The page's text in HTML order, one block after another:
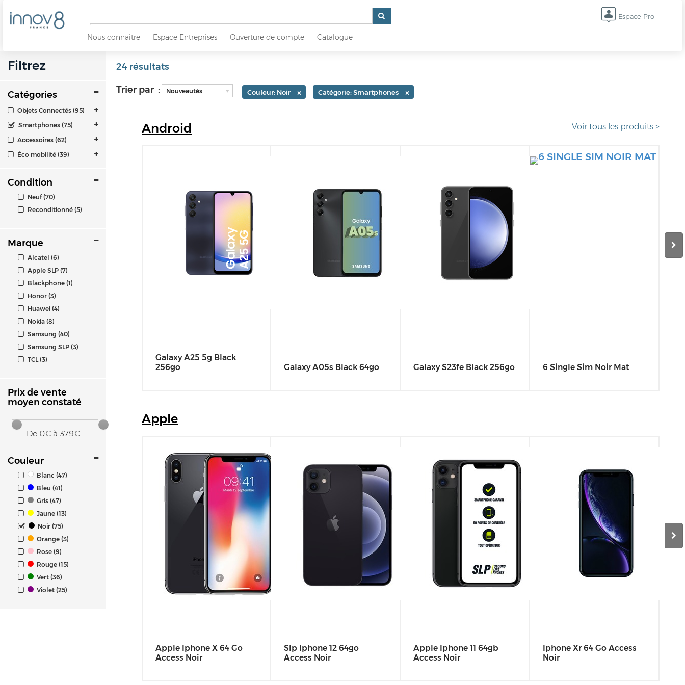
Espace Pro
Nous connaitre Espace Entreprises Ouverture de compte Catalogue
Filtrez
Catégories
Objets Connectés (95)
Smartphones (75)
Accessoires (62)
Éco mobilité (39)
Condition
Neuf (70)
Reconditionné (5)
Marque
Alcatel (6)
Apple SLP (7)
Blackphone (1)
Honor (3)
Huawei (4)
Nokia (8)
Samsung (40)
Samsung SLP (3)
TCL (3)
Prix de vente
moyen constaté
De 0€ à 379€
Couleur
Blanc (47)
Bleu (41)
Gris (47)
Jaune (13)
Noir (75)
Orange (3)
Rose (9)
Rouge (15)
Vert (36)
Violet (25)
24 résultats
Trier par : Nouveautés Couleur: Noir × Catégorie: Smartphones ×
Voir tous les produits >
Android
Galaxy A25 5g Black
256go
Galaxy A05s Black 64go Galaxy S23fe Black 256go 6 Single Sim Noir Mat
Apple
Apple Iphone X 64 Go
Access Noir
Slp Iphone 12 64go
Access Noir
Apple Iphone 11 64gb
Access Noir
Iphone Xr 64 Go Access
Noir